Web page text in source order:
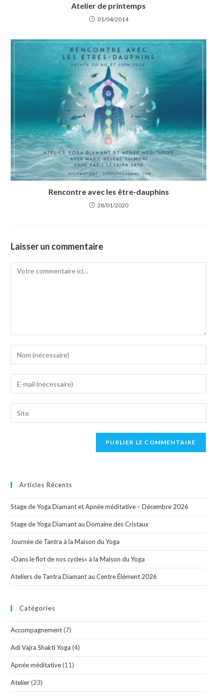
Atelier de printemps
01/04/2014
Rencontre avec les être-dauphins
28/01/2020
Laisser un commentaire
Articles Récents
Stage de Yoga Diamant et Apnée méditative – Décembre 2026
Stage de Yoga Diamant au Domaine des Cristaux
Journée de Tantra à la Maison du Yoga
«Dans le flot de nos cycles» à la Maison du Yoga
Ateliers de Tantra Diamant au Centre Élément 2026
Catégories
Accompagnement (7)
Adi Vajra Shakti Yoga (4)
Apnée méditative (11)
Atelier (23)